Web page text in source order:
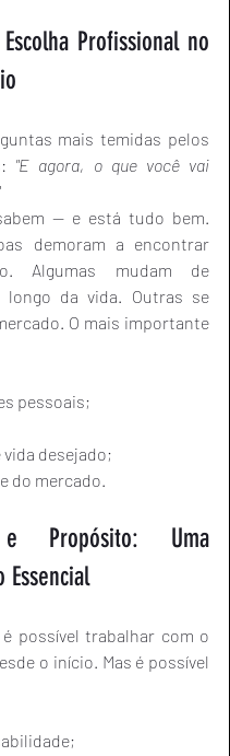
Profissional no
mais temidas pelos
"E agora, o que você vai
— e está tudo bem.
demoram a encontrar
Algumas mudam de
longo da vida. Outras se
O mais importante
pessoais;
desejado;
do mercado.
e Propósito: Uma
Essencial
possível trabalhar com o
o início. Mas é possível